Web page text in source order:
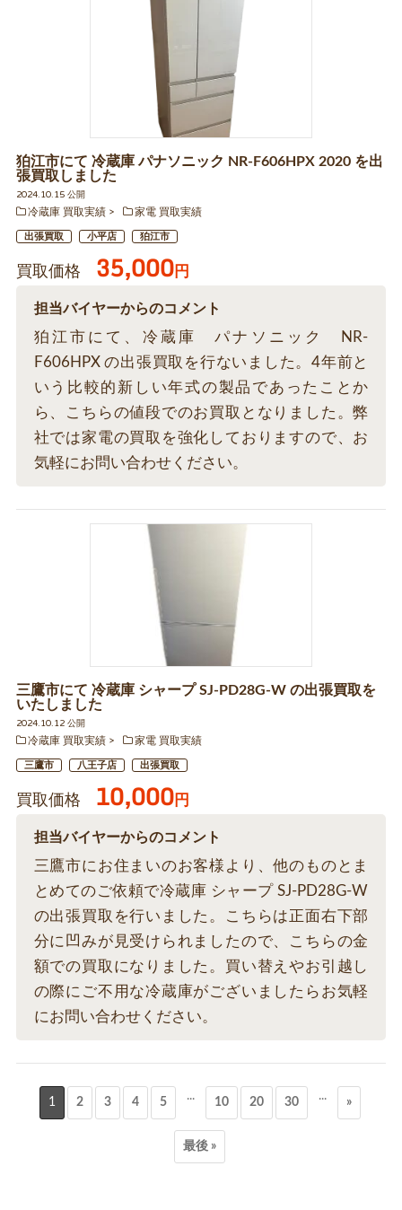
狛江市にて 冷蔵庫 パナソニック NR-F606HPX 2020 を出
張買取しました
2024.10.15 公開
冷蔵庫 買取実績
家電 買取実績
出張買取 小平店 狛江市
買取価格 35,000円
担当バイヤーからのコメント
狛江市にて、冷蔵庫 パナソニック NR-
F606HPX の出張買取を行ないました。4年前と
いう比較的新しい年式の製品であったことか
ら、こちらの値段でのお買取となりました。弊
社では家電の買取を強化しておりますので、お
気軽にお問い合わせください。
三鷹市にて 冷蔵庫 シャープ SJ-PD28G-W の出張買取を
いたしました
2024.10.12 公開
冷蔵庫 買取実績
家電 買取実績
三鷹市 八王子店 出張買取
買取価格 10,000円
担当バイヤーからのコメント
三鷹市にお住まいのお客様より、他のものとま
とめてのご依頼で冷蔵庫 シャープ SJ-PD28G-W
の出張買取を行いました。こちらは正面右下部
分に凹みが見受けられましたので、こちらの金
額での買取になりました。買い替えやお引越し
の際にご不用な冷蔵庫がございましたらお気軽
にお問い合わせください。
1 2 3 4 5 ... 10 20 30 ... »
最後 »